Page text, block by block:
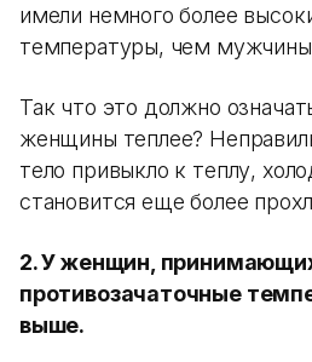
имели немного более
температуры, чем
Так что это должно
женщины теплее?
тело привыкло к теплу,
становится еще более
2. У женщин,
противозачаточные
выше.